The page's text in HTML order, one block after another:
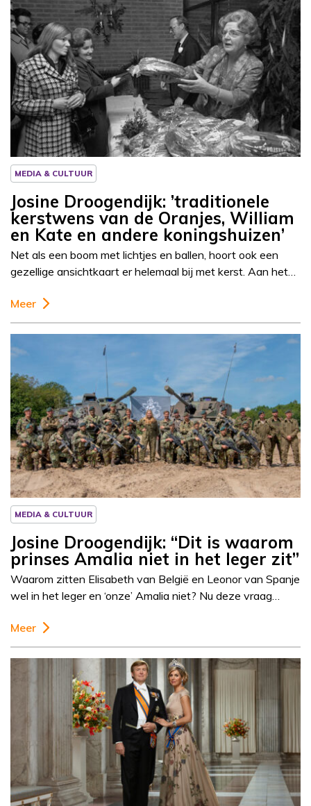
Column
Josine Droogendijk
MEDIA & CULTUUR
Josine Droogendijk: ’traditionele
kerstwens van de Oranjes, William
en Kate en andere koningshuizen’
Net als een boom met lichtjes en ballen, hoort ook een
gezellige ansichtkaart er helemaal bij met kerst. Aan het…
Meer
Column
Josine Droogendijk
MEDIA & CULTUUR
Josine Droogendijk: “Dit is waarom
prinses Amalia niet in het leger zit”
Waarom zitten Elisabeth van België en Leonor van Spanje
wel in het leger en ‘onze’ Amalia niet? Nu deze vraag…
Meer
Column
Josine Droogendijk